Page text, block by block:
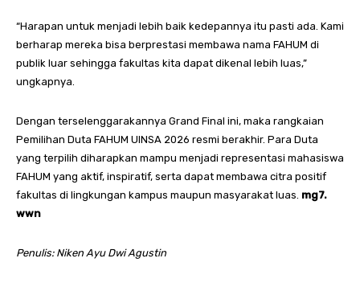
“Harapan untuk menjadi lebih baik kedepannya itu pasti ada. Kami
berharap mereka bisa berprestasi membawa nama FAHUM di
publik luar sehingga fakultas kita dapat dikenal lebih luas,”
ungkapnya.
Dengan terselenggarakannya Grand Final ini, maka rangkaian
Pemilihan Duta FAHUM UINSA 2026 resmi berakhir. Para Duta
yang terpilih diharapkan mampu menjadi representasi mahasiswa
FAHUM yang aktif, inspiratif, serta dapat membawa citra positif
fakultas di lingkungan kampus maupun masyarakat luas. mg7.
wwn
Penulis: Niken Ayu Dwi Agustin